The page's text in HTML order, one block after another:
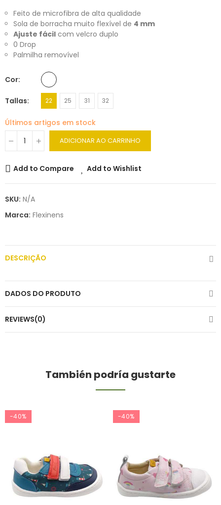
Feito de microfibra de alta qualidade
Sola de borracha muito flexível de 4 mm
Ajuste fácil com velcro duplo
0 Drop
Palmilha removível
Cor
Tallas 22 25 31 32
Últimos artigos em stock
ADICIONAR AO CARRINHO
Add to Compare Add to Wishlist
SKU: N/A
Marca: Flexinens
DESCRIÇÃO
DADOS DO PRODUTO
REVIEWS(0)
También podría gustarte
-40% -40%